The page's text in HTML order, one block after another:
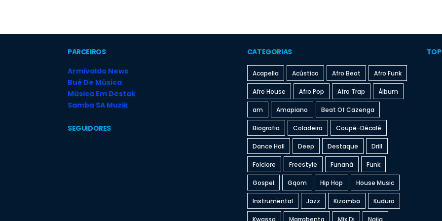
PARCEIROS
Armivaldo News
Bué De Música
Música Em Destak
Samba SA Muzik
SEGUIDORES
CATEGORIAS
Acapella Acústico Afro Beat Afro Funk
Afro House Afro Pop Afro Trap Álbum
am Amapiano Beat Of Cazenga
Biografia Coladeira Coupé-Décalé
Dance Hall Deep Destaque Drill
Folclore Freestyle Funaná Funk
Gospel Gqom Hip Hop House Music
Instrumental Jazz Kizomba Kuduro
Kwassa Marrabenta Mix Dj Naija